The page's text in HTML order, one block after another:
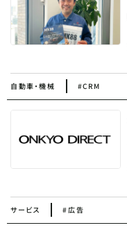
自動車・機械 #CRM
サービス #広告